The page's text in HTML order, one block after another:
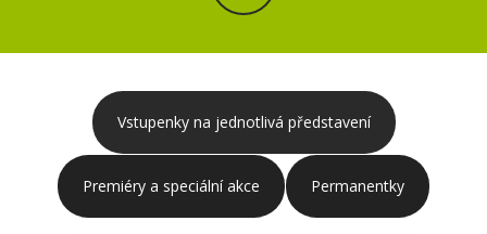
Vstupenky na jednotlivá představení
Premiéry a speciální akce Permanentky